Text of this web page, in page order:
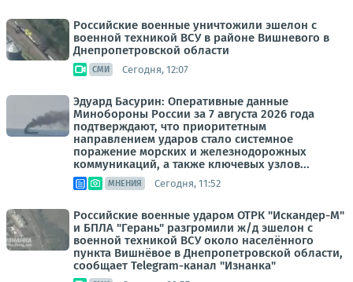
Российские военные уничтожили эшелон с
военной техникой ВСУ в районе Вишневого в
Днепропетровской области
СМИ Сегодня, 12:07
Эдуард Басурин: Оперативные данные
Минобороны России за 7 августа 2026 года
подтверждают, что приоритетным
направлением ударов стало системное
поражение морских и железнодорожных
коммуникаций, а также ключевых узлов...
МНЕНИЯ Сегодня, 11:52
Российские военные ударом ОТРК "Искандер-М"
и БПЛА "Герань" разгромили ж/д эшелон с
военной техникой ВСУ около населённого
пункта Вишнёвое в Днепропетровской области,
сообщает Telegram-канал "Изнанка"